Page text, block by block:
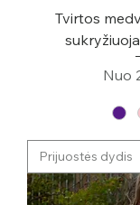
Tvirtos
Nuo